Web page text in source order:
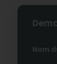
Nom